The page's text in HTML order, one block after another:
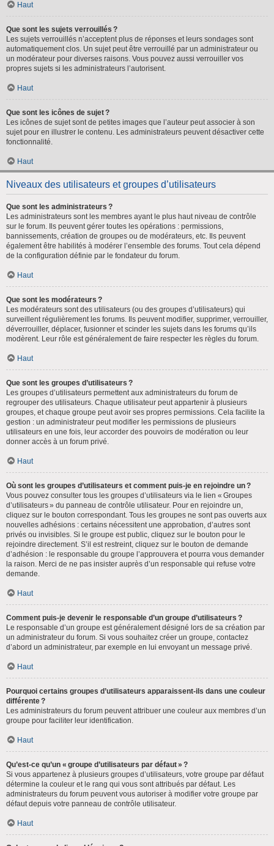
Haut
Que sont les sujets verrouillés ?
Les sujets verrouillés n’acceptent plus de réponses et leurs sondages sont
automatiquement clos. Un sujet peut être verrouillé par un administrateur ou
un modérateur pour diverses raisons. Vous pouvez aussi verrouiller vos
propres sujets si les administrateurs l’autorisent.
Haut
Que sont les icônes de sujet ?
Les icônes de sujet sont de petites images que l’auteur peut associer à son
sujet pour en illustrer le contenu. Les administrateurs peuvent désactiver cette
fonctionnalité.
Haut
Niveaux des utilisateurs et groupes d’utilisateurs
Que sont les administrateurs ?
Les administrateurs sont les membres ayant le plus haut niveau de contrôle
sur le forum. Ils peuvent gérer toutes les opérations : permissions,
bannissements, création de groupes ou de modérateurs, etc. Ils peuvent
également être habilités à modérer l’ensemble des forums. Tout cela dépend
de la configuration définie par le fondateur du forum.
Haut
Que sont les modérateurs ?
Les modérateurs sont des utilisateurs (ou des groupes d’utilisateurs) qui
surveillent régulièrement les forums. Ils peuvent modifier, supprimer, verrouiller,
déverrouiller, déplacer, fusionner et scinder les sujets dans les forums qu’ils
modèrent. Leur rôle est généralement de faire respecter les règles du forum.
Haut
Que sont les groupes d’utilisateurs ?
Les groupes d’utilisateurs permettent aux administrateurs du forum de
regrouper des utilisateurs. Chaque utilisateur peut appartenir à plusieurs
groupes, et chaque groupe peut avoir ses propres permissions. Cela facilite la
gestion : un administrateur peut modifier les permissions de plusieurs
utilisateurs en une fois, leur accorder des pouvoirs de modération ou leur
donner accès à un forum privé.
Haut
Où sont les groupes d’utilisateurs et comment puis-je en rejoindre un ?
Vous pouvez consulter tous les groupes d’utilisateurs via le lien « Groupes
d’utilisateurs » du panneau de contrôle utilisateur. Pour en rejoindre un,
cliquez sur le bouton correspondant. Tous les groupes ne sont pas ouverts aux
nouvelles adhésions : certains nécessitent une approbation, d’autres sont
privés ou invisibles. Si le groupe est public, cliquez sur le bouton pour le
rejoindre directement. S’il est restreint, cliquez sur le bouton de demande
d’adhésion : le responsable du groupe l’approuvera et pourra vous demander
la raison. Merci de ne pas insister auprès d’un responsable qui refuse votre
demande.
Haut
Comment puis-je devenir le responsable d’un groupe d’utilisateurs ?
Le responsable d’un groupe est généralement désigné lors de sa création par
un administrateur du forum. Si vous souhaitez créer un groupe, contactez
d’abord un administrateur, par exemple en lui envoyant un message privé.
Haut
Pourquoi certains groupes d’utilisateurs apparaissent-ils dans une couleur
différente ?
Les administrateurs du forum peuvent attribuer une couleur aux membres d’un
groupe pour faciliter leur identification.
Haut
Qu’est-ce qu’un « groupe d’utilisateurs par défaut » ?
Si vous appartenez à plusieurs groupes d’utilisateurs, votre groupe par défaut
détermine la couleur et le rang qui vous sont attribués par défaut. Les
administrateurs du forum peuvent vous autoriser à modifier votre groupe par
défaut depuis votre panneau de contrôle utilisateur.
Haut